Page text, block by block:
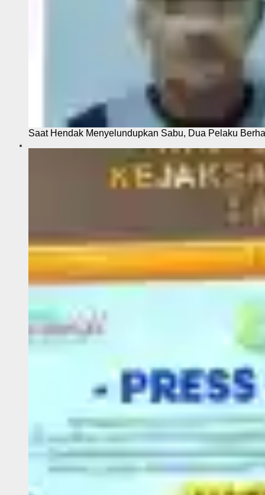
Saat Hendak Menyelundupkan Sabu, Dua Pelaku